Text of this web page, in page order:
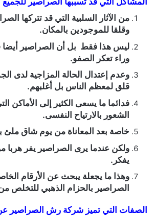
من الآثار السلبية التي قد تتركها
وقلقا للموجودين بالمكان.
ليس هذا فقط بل أن الصراصير
وراء تعكر الصفو.
وعدم إعتدال الحالة المزاجية لدى
قلق لمعظم الناس بل أغلبهم.
فدائما ما يسعى الكثير إلى الأماكن
الشعور بالارتياح النفسى.
خاصة بعد المعاناة من يوم شاق ملئ
ولكن عندما يرى الصراصير يفر هربا
يفكر.
وهذا ما يجعلة يبحث عن الأرقام
الصراصير بالحزام الذهبي للتخلص
الصفات التي تميز شركة رش الصراصير